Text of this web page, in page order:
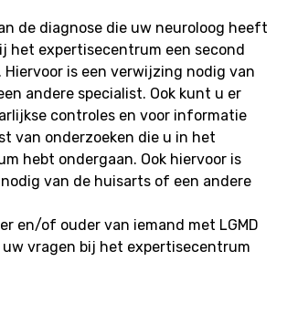
de diagnose die uw neuroloog heeft
het expertisecentrum een second
Hiervoor is een verwijzing nodig van
andere specialist. Ook kunt u er
controles en voor informatie
van onderzoeken die u in het
hebt ondergaan. Ook hiervoor is
van de huisarts of een andere
en/of ouder van iemand met LGMD
uw vragen bij het expertisecentrum